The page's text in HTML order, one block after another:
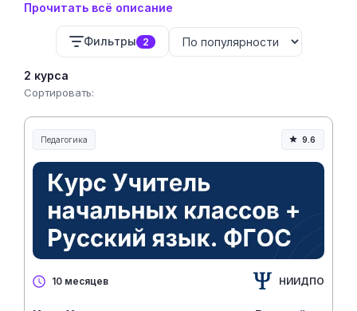
школьный учебник, а фундаментальные знания о том,
как меняется тело человека от рождения до
зрелости.
Прочитать всё описание
Фильтры 2
2 курса
Сортировать:
Педагогика
Образование и педагогика
9.6
10 месяцев НИИДПО